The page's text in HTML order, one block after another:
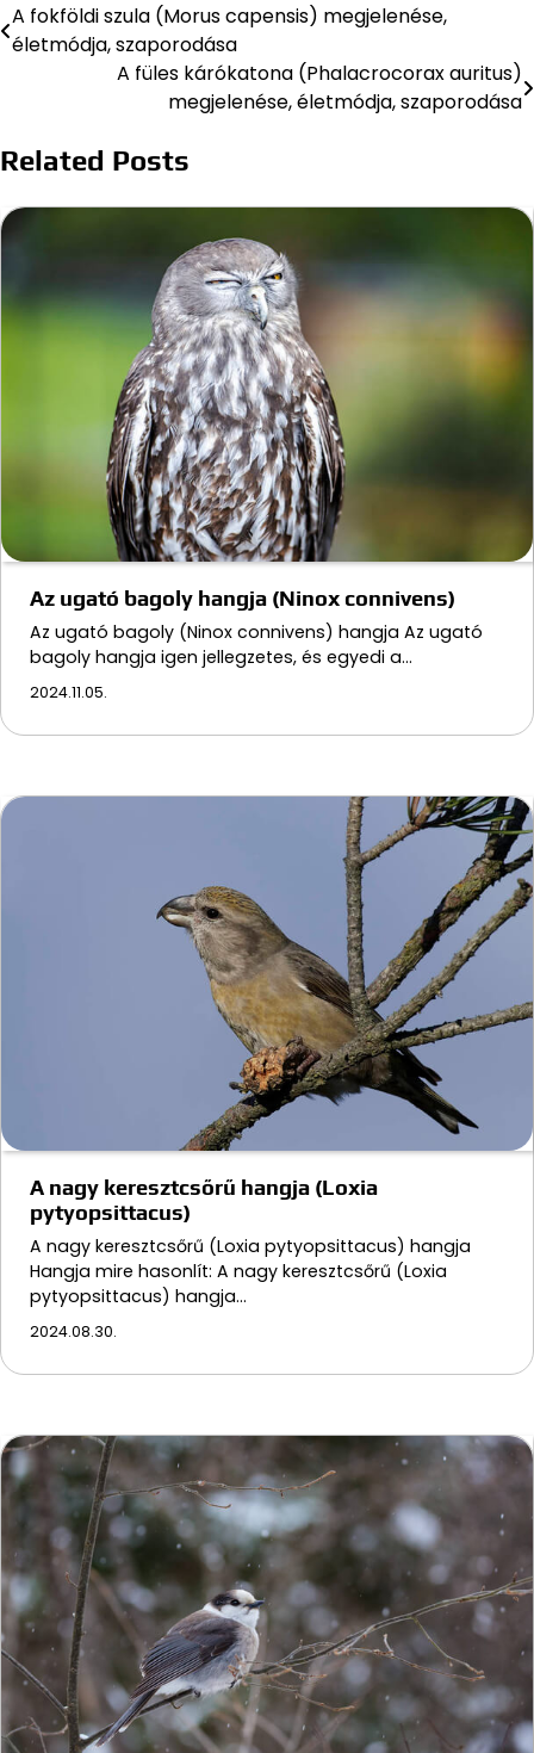
Bejegyzés
navigáció
A fokföldi szula (Morus capensis) megjelenése,
életmódja, szaporodása
A füles kárókatona (Phalacrocorax auritus)
megjelenése, életmódja, szaporodása
Related Posts
Az ugató bagoly hangja (Ninox connivens)
Az ugató bagoly (Ninox connivens) hangja Az ugató
bagoly hangja igen jellegzetes, és egyedi a…
2024.11.05.
A nagy keresztcsőrű hangja (Loxia
pytyopsittacus)
A nagy keresztcsőrű (Loxia pytyopsittacus) hangja
Hangja mire hasonlít: A nagy keresztcsőrű (Loxia
pytyopsittacus) hangja…
2024.08.30.